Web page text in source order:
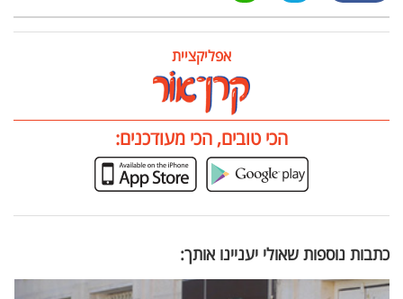
אפליקציית
הכי טובים, הכי מעודכנים:
כתבות נוספות שאולי יעניינו אותך: